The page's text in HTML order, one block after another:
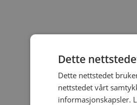
Dette
Dette nettstedet
nettstedet vårt
informasjonskapsler.